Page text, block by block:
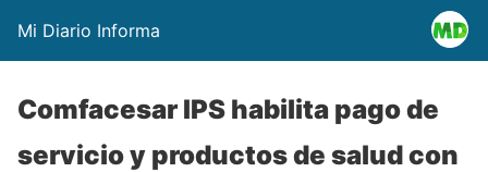
Mi Diario Informa
Comfacesar IPS habilita pago de
servicio y productos de salud con